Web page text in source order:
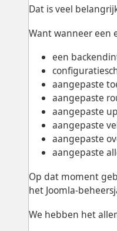
Dat is veel
Want wanneer een
een
aangepaste
aangepaste
aangepaste
aangepaste
aangepaste
aangepaste
Op dat moment
het Joomla-
We hebben het